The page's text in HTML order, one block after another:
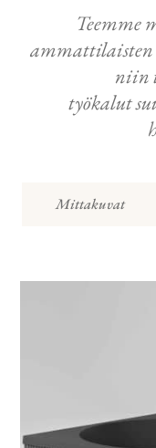
Teemme
ammattilaisten
niin
työkalut
Mittakuvat